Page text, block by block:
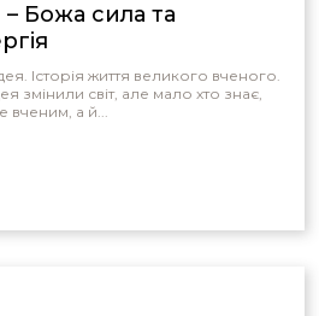
Божа сила та
Історія життя великого вченого.
змінили світ, але мало хто знає,
а й...